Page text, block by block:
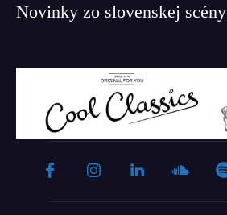
Novinky zo slovenskej scény